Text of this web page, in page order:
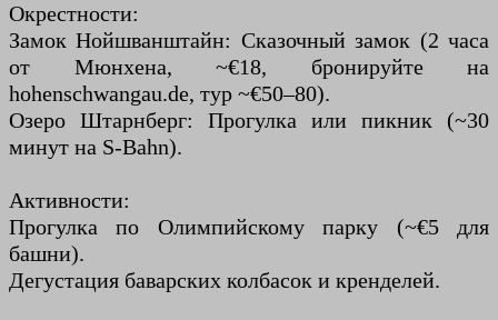
Окрестности:
Замок Нойшванштайн: Сказочный замок (2 часа
от Мюнхена, ~€18, бронируйте на
hohenschwangau.de, тур ~€50–80).
Озеро Штарнберг: Прогулка или пикник (~30
минут на S-Bahn).
Активности:
Прогулка по Олимпийскому парку (~€5 для
башни).
Дегустация баварских колбасок и кренделей.